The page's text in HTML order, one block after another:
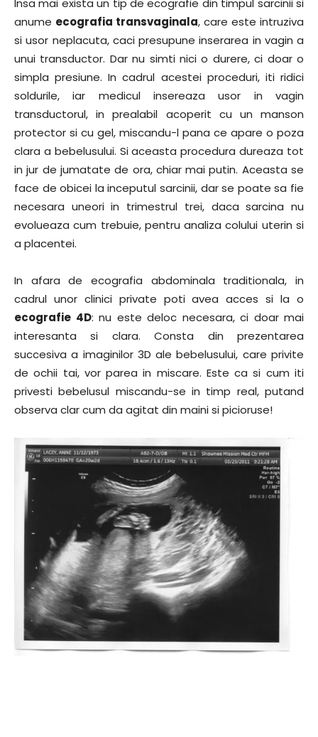
Insa mai exista un tip de ecografie din timpul sarcinii si
anume ecografia transvaginala, care este intruziva
si usor neplacuta, caci presupune inserarea in vagin a
unui transductor. Dar nu simti nici o durere, ci doar o
simpla presiune. In cadrul acestei proceduri, iti ridici
soldurile, iar medicul insereaza usor in vagin
transductorul, in prealabil acoperit cu un manson
protector si cu gel, miscandu-l pana ce apare o poza
clara a bebelusului. Si aceasta procedura dureaza tot
in jur de jumatate de ora, chiar mai putin. Aceasta se
face de obicei la inceputul sarcinii, dar se poate sa fie
necesara uneori in trimestrul trei, daca sarcina nu
evolueaza cum trebuie, pentru analiza colului uterin si
a placentei.
In afara de ecografia abdominala traditionala, in
cadrul unor clinici private poti avea acces si la o
ecografie 4D: nu este deloc necesara, ci doar mai
interesanta si clara. Consta din prezentarea
succesiva a imaginilor 3D ale bebelusului, care privite
de ochii tai, vor parea in miscare. Este ca si cum iti
privesti bebelusul miscandu-se in timp real, putand
observa clar cum da agitat din maini si picioruse!